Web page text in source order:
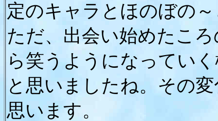
定のキャラとほのぼの
ただ、出会い始めたこ
ら笑うようになってい
と思いましたね。その
思います。